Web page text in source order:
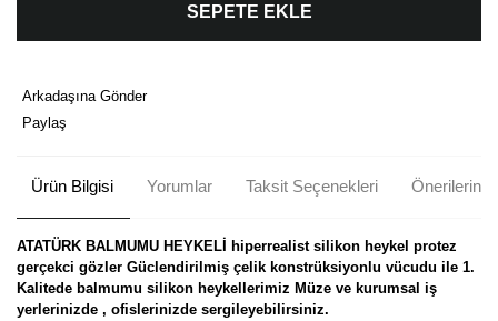
SEPETE EKLE
Arkadaşına Gönder
Paylaş
Ürün Bilgisi Yorumlar Taksit Seçenekleri Önerileriniz
ATATÜRK BALMUMU HEYKELİ hiperrealist silikon heykel protez
gerçekci gözler Güclendirilmiş çelik konstrüksiyonlu vücudu ile 1.
Kalitede balmumu silikon heykellerimiz Müze ve kurumsal iş
yerlerinizde , ofislerinizde sergileyebilirsiniz.